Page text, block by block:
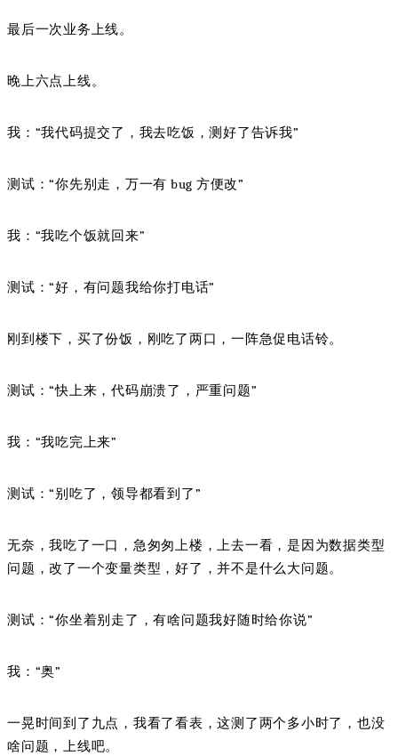
最后一次业务上线。
晚上六点上线。
我：“我代码提交了，我去吃饭，测好了告诉我”
测试：“你先别走，万一有 bug 方便改”
我：“我吃个饭就回来”
测试：“好，有问题我给你打电话”
刚到楼下，买了份饭，刚吃了两口，一阵急促电话铃。
测试：“快上来，代码崩溃了，严重问题”
我：“我吃完上来”
测试：“别吃了，领导都看到了”
无奈，我吃了一口，急匆匆上楼，上去一看，是因为数据类型
问题，改了一个变量类型，好了，并不是什么大问题。
测试：“你坐着别走了，有啥问题我好随时给你说”
我：“奥”
一晃时间到了九点，我看了看表，这测了两个多小时了，也没
啥问题，上线吧。